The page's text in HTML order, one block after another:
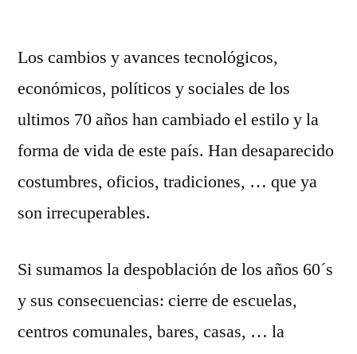
Los cambios y avances tecnológicos,
económicos, políticos y sociales de los
ultimos 70 años han cambiado el estilo y la
forma de vida de este país. Han desaparecido
costumbres, oficios, tradiciones, … que ya
son irrecuperables.
Si sumamos la despoblación de los años 60´s
y sus consecuencias: cierre de escuelas,
centros comunales, bares, casas, … la